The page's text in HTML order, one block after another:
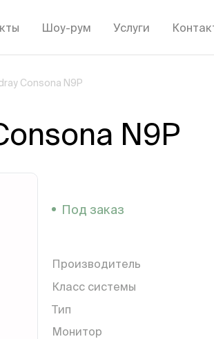
Шоу-рум Услуги
Consona N9P
N9P
Под заказ
Производитель
Класс системы
Тип
Монитор